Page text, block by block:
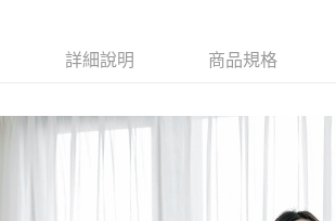
詳細說明 商品規格